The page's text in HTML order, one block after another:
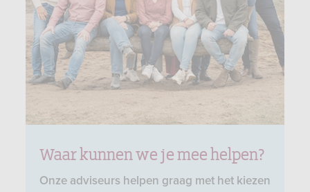
Waar kunnen we je mee helpen?
Onze adviseurs helpen graag met het kiezen